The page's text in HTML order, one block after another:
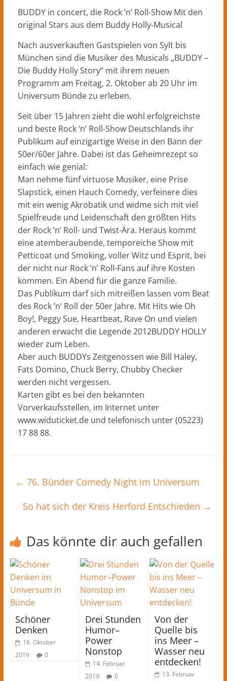
Herford
Nachrichten
und
mehr
aus
Herford
im
Herford
BUDDY in concert, die Rock ’n’ Roll-Show Mit den
original Stars aus dem Buddy Holly-Musical
Nach ausverkauften Gastspielen von Sylt bis
München sind die Musiker des Musicals „BUDDY –
Die Buddy Holly Story“ mit ihrem neuen
Programm am Freitag, 2. Oktober ab 20 Uhr im
Universum Bünde zu erleben.
Seit über 15 Jahren zieht die wohl erfolgreichste
und beste Rock ’n’ Roll-Show Deutschlands ihr
Publikum auf einzigartige Weise in den Bann der
50er/60er Jahre. Dabei ist das Geheimrezept so
einfach wie genial:
Man nehme fünf virtuose Musiker, eine Prise
Slapstick, einen Hauch Comedy, verfeinere dies
mit ein wenig Akrobatik und widme sich mit viel
Spielfreude und Leidenschaft den größten Hits
der Rock ’n’ Roll- und Twist-Ära. Heraus kommt
eine atemberaubende, temporeiche Show mit
Petticoat und Smoking, voller Witz und Esprit, bei
der nicht nur Rock ’n’ Roll-Fans auf ihre Kosten
kommen. Ein Abend für die ganze Familie.
Das Publikum darf sich mitreißen lassen vom Beat
des Rock ’n‘ Roll der 50er Jahre. Mit Hits wie Oh
Boy!, Peggy Sue, Heartbeat, Rave On und vielen
anderen erwacht die Legende 2012BUDDY HOLLY
wieder zum Leben.
Aber auch BUDDYs Zeitgenossen wie Bill Haley,
Fats Domino, Chuck Berry, Chubby Checker
werden nicht vergessen.
Karten gibt es bei den bekannten
Vorverkaufsstellen, im Internet unter
www.widuticket.de und telefonisch unter (05223)
17 88 88.
← 76. Bünder Comedy Night im Universum
So hat sich der Kreis Herford Entschieden →
Das könnte dir auch gefallen
Schöner
Denken
16. Oktober
2019
0
Drei Stunden
Humor–
Power
Nonstop
14. Februar
2019
0
Von der
Quelle bis
ins Meer –
Wasser neu
entdecken!
13. Februar